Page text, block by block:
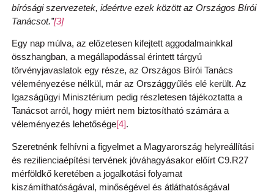
bírósági szervezetek, ideértve ezek között az Országos Bírói
Tanácsot.”[3]
Egy nap múlva, az előzetesen kifejtett aggodalmainkkal
összhangban, a megállapodással érintett tárgyú
törvényjavaslatok egy része, az Országos Bírói Tanács
véleményezése nélkül, már az Országgyűlés elé került. Az
Igazságügyi Minisztérium pedig részletesen tájékoztatta a
Tanácsot arról, hogy miért nem biztosítható számára a
véleményezés lehetősége[4].
Szeretnénk felhívni a figyelmet a Magyarország helyreállítási
és rezilienciaépítési tervének jóváhagyásakor előírt C9.R27
mérföldkő keretében a jogalkotási folyamat
kiszámíthatóságával, minőségével és átláthatóságával